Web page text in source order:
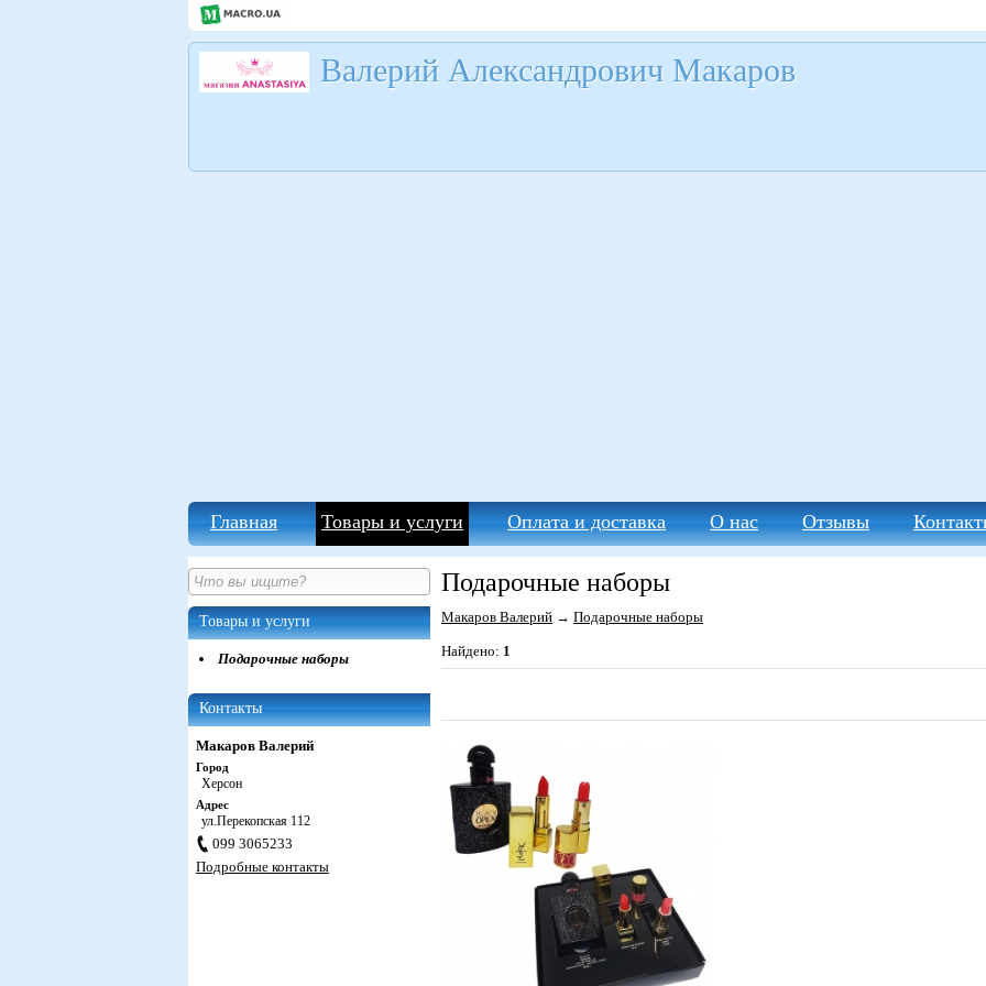
Валерий Александрович Макаров
Главная Товары и услуги Оплата и доставка О нас Отзывы
Товары и услуги
Подарочные наборы
Контакты
Макаров Валерий
Город
Херсон
Адрес
ул.Перекопская 112
099 3065233
Подробные контакты
Подарочные наборы
Макаров Валерий → Подарочные наборы
Найдено: 1